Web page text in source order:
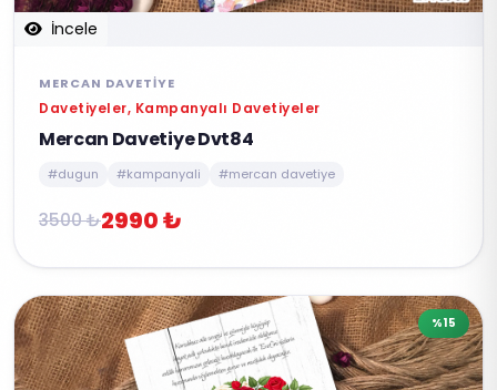
İncele
MERCAN DAVETIYE
Davetiyeler, Kampanyalı Davetiyeler
Mercan Davetiye Dvt84
#dugun #kampanyali #mercan davetiye
3500 ₺2990 ₺
%15